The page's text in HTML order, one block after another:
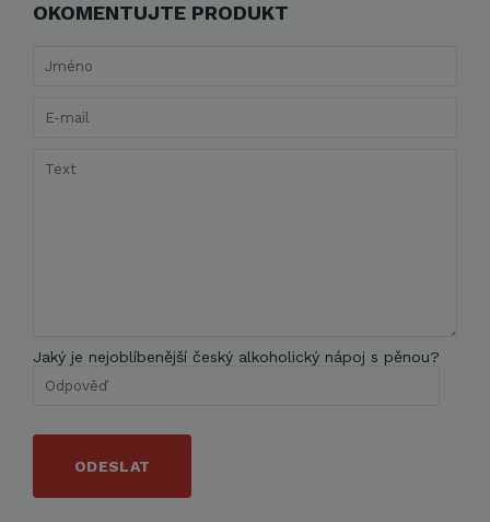
OKOMENTUJTE PRODUKT
Jaký je nejoblíbenější český alkoholický nápoj s pěnou?
ODESLAT